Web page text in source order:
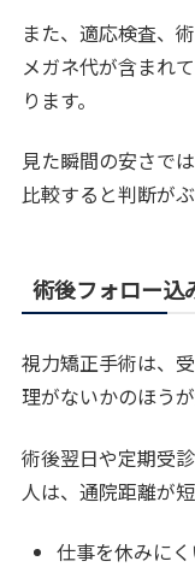
また、適応検査、
メガネ代が含まれ
ります。
見た瞬間の安さで
比較すると判断が
術後フォロー込
視力矯正手術は、
理がないかのほう
術後翌日や定期受
人は、通院距離が
仕事を休みに